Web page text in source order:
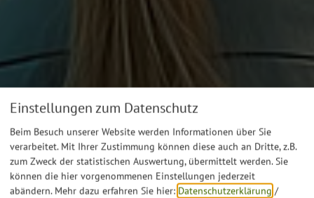
Einstellungen zum Datenschutz
Beim Besuch unserer Website werden Informationen über Sie
verarbeitet. Mit Ihrer Zustimmung können diese auch an Dritte, z.B.
zum Zweck der statistischen Auswertung, übermittelt werden. Sie
können die hier vorgenommenen Einstellungen jederzeit
abändern. Mehr dazu erfahren Sie hier: Datenschutzerklärung /